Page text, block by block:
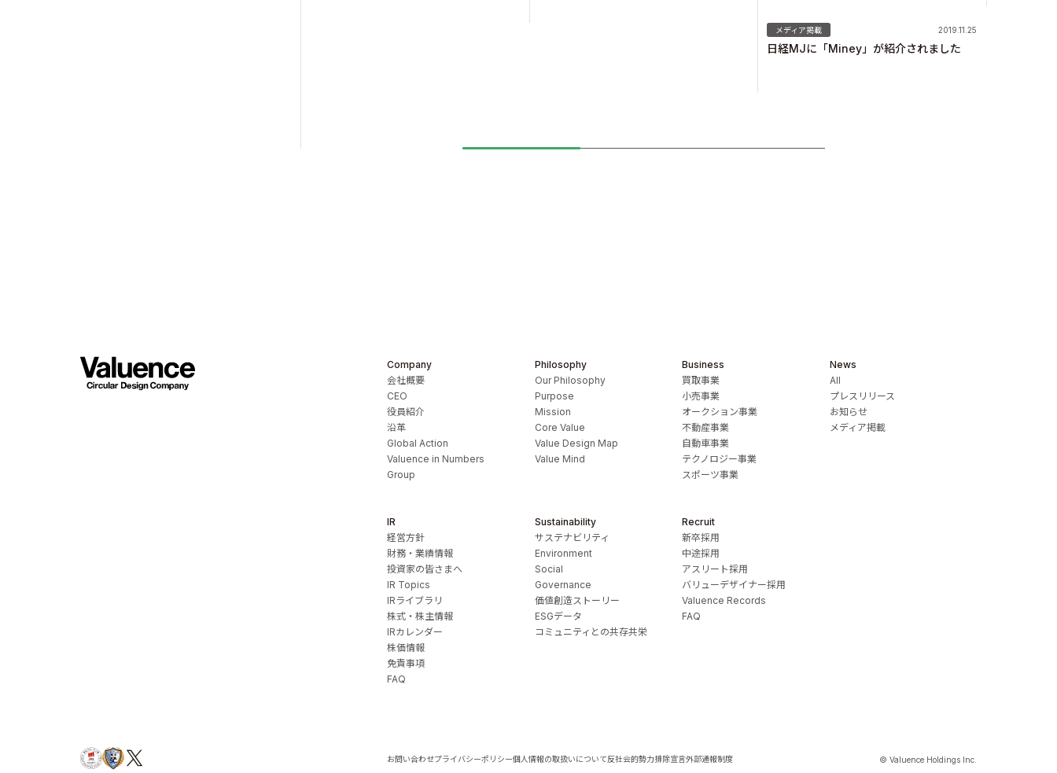
メディア掲載 2019.11.25
日経MJに「Miney」が紹介されました
Company
会社概要
CEO
役員紹介
沿革
Global Action
Valuence in Numbers
Group
Philosophy
Our Philosophy
Purpose
Mission
Core Value
Value Design Map
Value Mind
Business
買取事業
小売事業
オークション事業
不動産事業
自動車事業
テクノロジー事業
スポーツ事業
News
All
プレスリリース
お知らせ
メディア掲載
IR
経営方針
財務・業績情報
投資家の皆さまへ
IR Topics
IRライブラリ
株式・株主情報
IRカレンダー
株価情報
免責事項
FAQ
Sustainability
サステナビリティ
Environment
Social
Governance
価値創造ストーリー
ESGデータ
コミュニティとの共存共栄
Recruit
新卒採用
中途採用
アスリート採用
バリューデザイナー採用
Valuence Records
FAQ
お問い合わせプライバシーポリシー個人情報の取扱いについて反社会的勢力排除宣言外部通報制度 © Valuence Holdings Inc.